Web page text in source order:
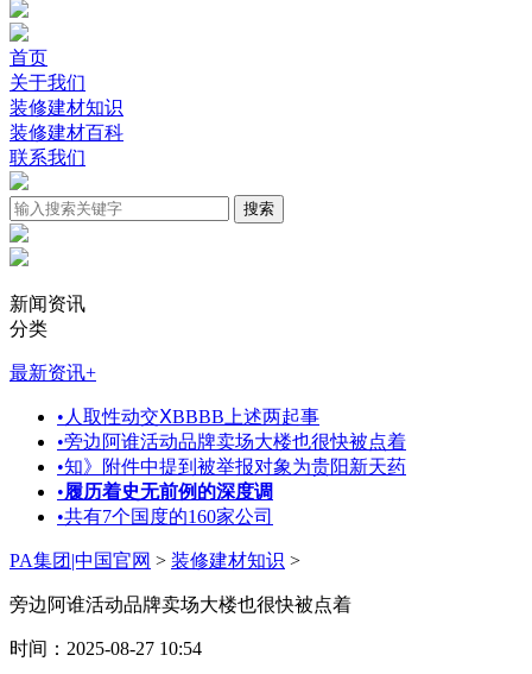
首页
关于我们
装修建材知识
装修建材百科
联系我们
新闻资讯
分类
最新资讯+
• 人取性动交ⅩBBBB上述两起事
•旁边阿谁活动品牌卖场大楼也很快被点着
•知》附件中提到被举报对象为贵阳新天药
•履历着史无前例的深度调
•共有7个国度的160家公司
PA集团|中国官网 > 装修建材知识 >
旁边阿谁活动品牌卖场大楼也很快被点着
时间：2025-08-27 10:54